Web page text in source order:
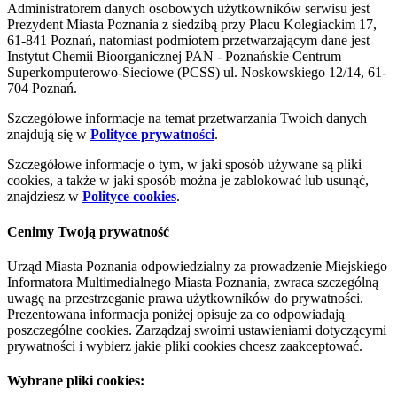
Administratorem danych osobowych użytkowników serwisu jest
Prezydent Miasta Poznania z siedzibą przy Placu Kolegiackim 17,
61-841 Poznań, natomiast podmiotem przetwarzającym dane jest
Instytut Chemii Bioorganicznej PAN - Poznańskie Centrum
Superkomputerowo-Sieciowe (PCSS) ul. Noskowskiego 12/14, 61-
704 Poznań.
Szczegółowe informacje na temat przetwarzania Twoich danych
znajdują się w Polityce prywatności.
Szczegółowe informacje o tym, w jaki sposób używane są pliki
cookies, a także w jaki sposób można je zablokować lub usunąć,
znajdziesz w Polityce cookies.
Cenimy Twoją prywatność
Urząd Miasta Poznania odpowiedzialny za prowadzenie Miejskiego
Informatora Multimedialnego Miasta Poznania, zwraca szczególną
uwagę na przestrzeganie prawa użytkowników do prywatności.
Prezentowana informacja poniżej opisuje za co odpowiadają
poszczególne cookies. Zarządzaj swoimi ustawieniami dotyczącymi
prywatności i wybierz jakie pliki cookies chcesz zaakceptować.
Wybrane pliki cookies: